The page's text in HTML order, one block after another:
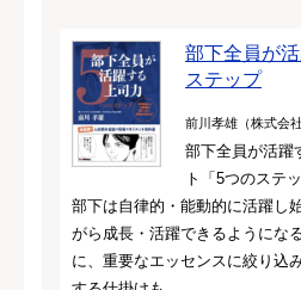
部下全員が
ステップ
前川孝雄（株式会
部下全員が活躍
ト「5つのステ
部下は自律的・能動的に活躍し
がら成長・活躍できるようにな
に、重要なエッセンスに絞り込